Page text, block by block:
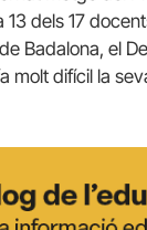
13 dels 17
Badalona, el
molt difícil la